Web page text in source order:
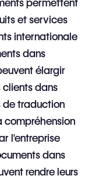
permettent
et services
internationale
dans
élargir
dans
de traduction
l'entreprise
dans
rendre leurs